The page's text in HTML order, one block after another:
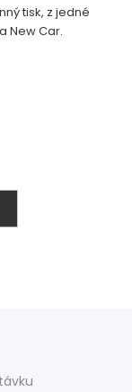
tisk, z jedné
New Car.